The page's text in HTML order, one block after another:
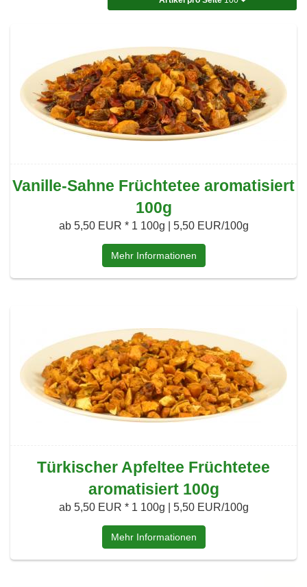
Vanille-Sahne Früchtetee aromatisiert
100g
ab 5,50 EUR * 1 100g | 5,50 EUR/100g
Mehr Informationen
Türkischer Apfeltee Früchtetee
aromatisiert 100g
ab 5,50 EUR * 1 100g | 5,50 EUR/100g
Mehr Informationen